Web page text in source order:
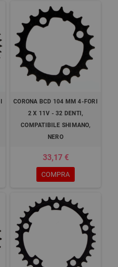
CORONA BCD 104 MM 4-FORI
2 X 11V - 32 DENTI,
COMPATIBILE SHIMANO,
NERO
33,17 €
COMPRA